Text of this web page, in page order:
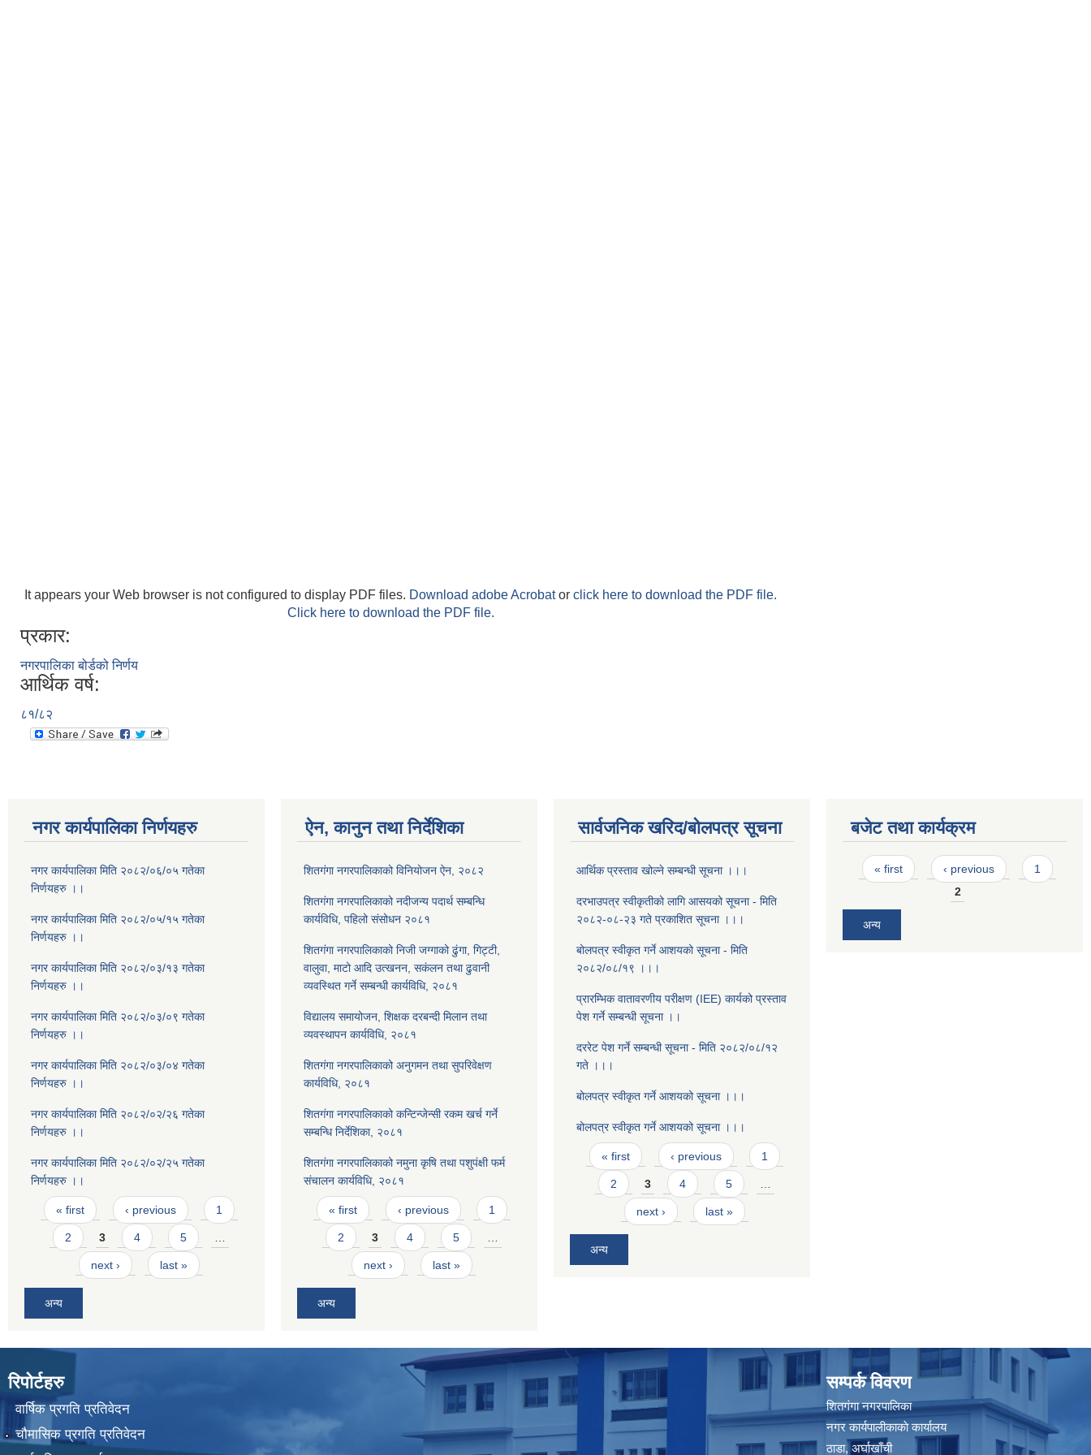
It appears your Web browser is not configured to display PDF files. Download adobe Acrobator click here to download the PDF file.
Click here to download the PDF file.
प्रकार:
नगरपालिका बोर्डको निर्णय
आर्थिक वर्ष:
८१/८२
नगर कार्यपालिका निर्णयहरु
नगर कार्यपालिका मिति २०८२/०६/०५ गतेका
निर्णयहरु ।।
नगर कार्यपालिका मिति २०८२/०५/१५ गतेका
निर्णयहरु ।।
नगर कार्यपालिका मिति २०८२/०३/१३ गतेका
निर्णयहरु ।।
नगर कार्यपालिका मिति २०८२/०३/०९ गतेका
निर्णयहरु ।।
नगर कार्यपालिका मिति २०८२/०३/०४ गतेका
निर्णयहरु ।।
नगर कार्यपालिका मिति २०८२/०२/२६ गतेका
निर्णयहरु ।।
नगर कार्यपालिका मिति २०८२/०२/२५ गतेका
निर्णयहरु ।।
Pages
« first ‹ previous 1
2 3 4 5
next › last »
अन्य
ऐन, कानुन तथा निर्देशिका
शितगंगा नगरपालिकाको विनियोजन ऐन, २०८२
शितगंगा नगरपालिकाको नदीजन्य पदार्थ सम्बन्धि
कार्यविधि, पहिलो संसोधन २०८१
शितगंगा नगरपालिकाको निजी जग्गाको ढुंगा, गिट्टी,
वालुवा, माटो आदि उत्खनन, सकंलन तथा ढुवानी
व्यवस्थित गर्ने सम्बन्धी कार्यविधि, २०८१
विद्यालय समायोजन, शिक्षक दरबन्दी मिलान तथा
व्यवस्थापन कार्यविधि, २०८१
शितगंगा नगरपालिकाको अनुगमन तथा सुपरिवेक्षण
कार्यविधि, २०८१
शितगंगा नगरपालिकाको कन्टिन्जेन्सी रकम खर्च गर्ने
सम्बन्धि निर्देशिका, २०८१
शितगंगा नगरपालिकाको नमुना कृषि तथा पशुपंक्षी फर्म
संचालन कार्यविधि, २०८१
Pages
« first ‹ previous 1
2 3 4 5
next › last »
अन्य
सार्वजनिक खरिद/बोलपत्र सूचना
आर्थिक प्रस्ताव खोल्ने सम्बन्धी सूचना ।।।
दरभाउपत्र स्वीकृतीको लागि आसयको सूचना - मिति
२०८२-०८-२३ गते प्रकाशित सूचना ।।।
बोलपत्र स्वीकृत गर्ने आशयको सूचना - मिति
२०८२/०८/१९ ।।।
प्रारम्भिक वातावरणीय परीक्षण (IEE) कार्यको प्रस्ताव
पेश गर्ने सम्बन्धी सूचना ।।
दररेट पेश गर्ने सम्बन्धी सूचना - मिति २०८२/०८/१२
गते ।।।
बोलपत्र स्वीकृत गर्ने आशयको सूचना ।।।
बोलपत्र स्वीकृत गर्ने आशयको सूचना ।।।
Pages
« first ‹ previous 1
2 3 4 5
next › last »
अन्य
बजेट तथा कार्यक्रम
Pages
« first ‹ previous
1
2
अन्य
रिपोर्टहरु
वार्षिक प्रगति प्रतिवेदन
चौमासिक प्रगति प्रतिवेदन
सम्पर्क विवरण
शितगंगा नगरपालिका
नगर कार्यपालीकाकाे कार्यालय
ठाडा, अर्घाखाँची